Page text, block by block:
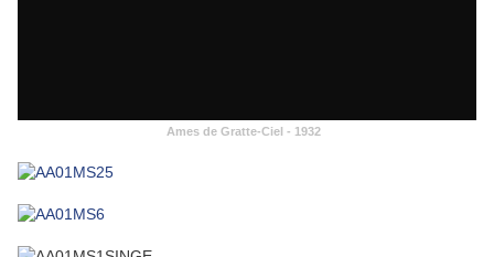
Ames de Gratte-Ciel - 1932